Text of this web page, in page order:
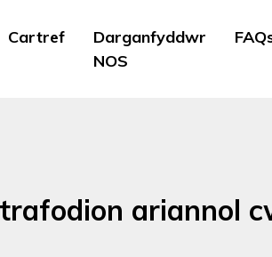
Cartref
Darganfyddwr
NOS
ariannol